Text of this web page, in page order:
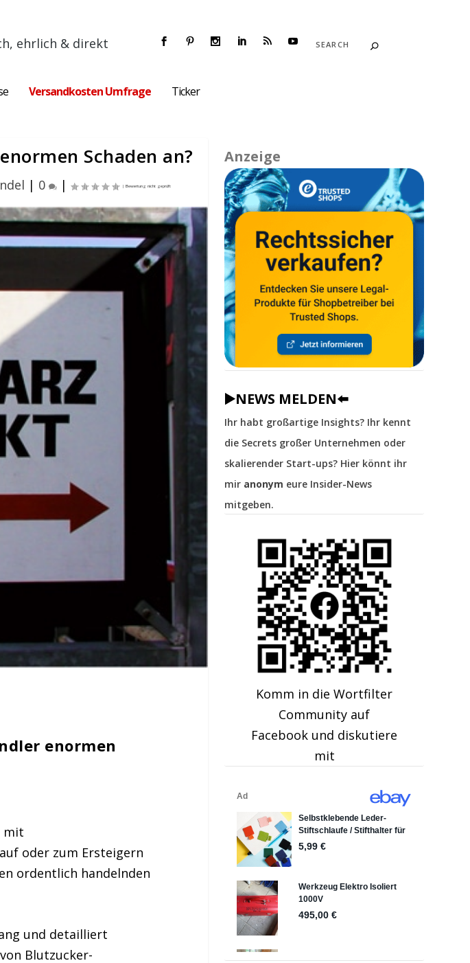
ehrlich & direkt
Versandkosten Umfrage Ticker
Schaden an?
| 0 |
enormen
mit
oder zum Ersteigern
ordentlich handelnden
und detailliert
Blutzucker-
Anzeige
▶️NEWS MELDEN⬅️
Ihr habt großartige Insights? Ihr kennt
die Secrets großer Unternehmen oder
skalierender Start-ups? Hier könnt ihr
mir anonym eure Insider-News
mitgeben.
Komm in die Wortfilter
Community auf
Facebook und diskutiere
mit